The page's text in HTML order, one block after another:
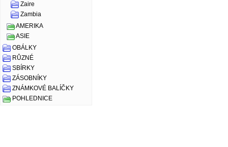
Zaire
Zambia
AMERIKA
ASIE
OBÁLKY
RŮZNÉ
SBÍRKY
ZÁSOBNÍKY
ZNÁMKOVÉ BALÍČKY
POHLEDNICE